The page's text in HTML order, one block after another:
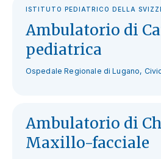
ISTITUTO PEDIATRICO DELLA
Ambulatorio di
pediatrica
Ospedale Regionale di Lugano,
Ambulatorio di
Maxillo-facciale